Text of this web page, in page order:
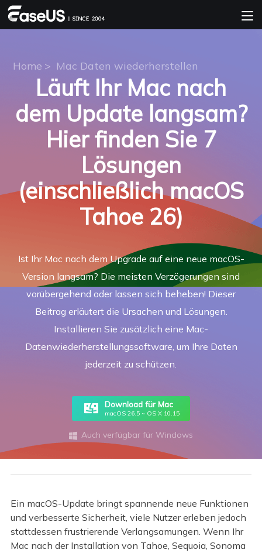
Home > Mac Daten wiederherstellen
Läuft Ihr Mac nach
dem Update langsam?
Hier finden Sie 7
Lösungen
(einschließlich macOS
Tahoe 26)
Ist Ihr Mac nach dem Upgrade auf eine neue macOS-
Version langsam? Die meisten Verzögerungen sind
vorübergehend oder lassen sich beheben! Dieser
Beitrag erläutert die Ursachen und Lösungen.
Installieren Sie zusätzlich eine Mac-
Datenwiederherstellungssoftware, um Ihre Daten
jederzeit zu schützen.
Download für Mac
macOS 26.5 ~ OS X 10.15
 Auch verfügbar für Windows
Ein macOS-Update bringt spannende neue Funktionen
und verbesserte Sicherheit, viele Nutzer erleben jedoch
stattdessen frustrierende Verlangsamungen. Wenn Ihr
Mac nach der Installation von Tahoe, Sequoia, Sonoma